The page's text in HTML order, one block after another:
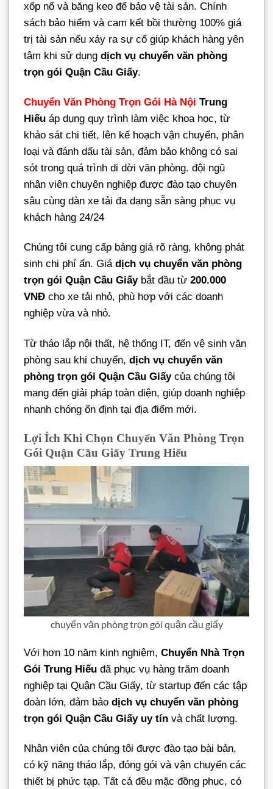
xốp nổ và băng keo để bảo vệ tài sản. Chính
sách bảo hiểm và cam kết bồi thường 100% giá
trị tài sản nếu xảy ra sự cố giúp khách hàng yên
tâm khi sử dụng dịch vụ chuyển văn phòng
trọn gói Quận Cầu Giấy.
Chuyển Văn Phòng Trọn Gói Hà Nội Trung
Hiếu áp dụng quy trình làm việc khoa học, từ
khảo sát chi tiết, lên kế hoạch vận chuyển, phân
loại và đánh dấu tài sản, đảm bảo không có sai
sót trong quá trình di dời văn phòng. đội ngũ
nhân viên chuyên nghiệp được đào tạo chuyên
sâu cùng dàn xe tải đa dạng sẵn sàng phục vụ
khách hàng 24/24
Chúng tôi cung cấp bảng giá rõ ràng, không phát
sinh chi phí ẩn. Giá dịch vụ chuyển văn phòng
trọn gói Quận Cầu Giấybắt đầu từ 200.000
VNĐ cho xe tải nhỏ, phù hợp với các doanh
nghiệp vừa và nhỏ.
Từ tháo lắp nội thất, hệ thống IT, đến vệ sinh văn
phòng sau khi chuyển, dịch vụ chuyển văn
phòng trọn gói Quận Cầu Giấycủa chúng tôi
mang đến giải pháp toàn diện, giúp doanh nghiệp
nhanh chóng ổn định tại địa điểm mới.
Lợi Ích Khi Chọn Chuyển Văn Phòng Trọn
Gói Quận Cầu Giấy Trung Hiếu
chuyển văn phòng trọn gói quận cầu giấy
Với hơn 10 năm kinh nghiệm, Chuyển Nhà Trọn
Gói Trung Hiếu đã phục vụ hàng trăm doanh
nghiệp tại Quận Cầu Giấy, từ startup đến các tập
đoàn lớn, đảm bảo dịch vụ chuyển văn phòng
trọn gói Quận Cầu Giấy uy tín và chất lượng.
Nhân viên của chúng tôi được đào tạo bài bản,
có kỹ năng tháo lắp, đóng gói và vận chuyển các
thiết bị phức tạp. Tất cả đều mặc đồng phục, có